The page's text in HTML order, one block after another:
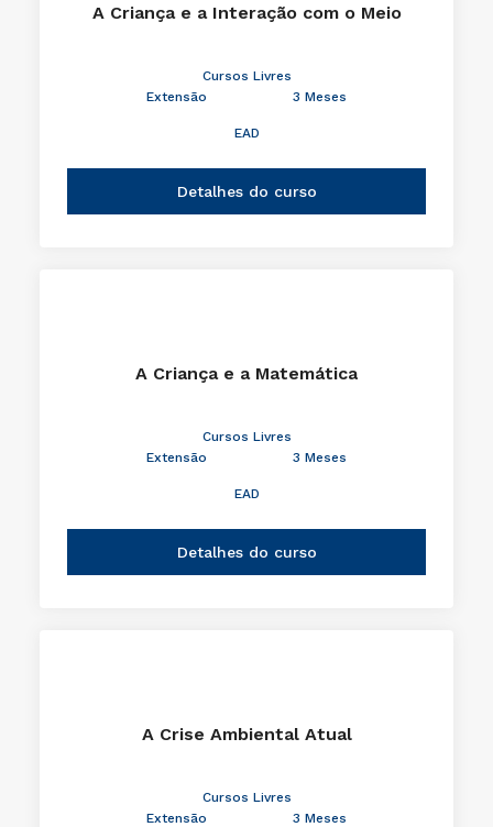
A Criança e a Interação com o Meio
Cursos Livres
Extensão
3 Meses
EAD
Detalhes do curso
A Criança e a Matemática
Cursos Livres
Extensão
3 Meses
EAD
Detalhes do curso
A Crise Ambiental Atual
Cursos Livres
Extensão
3 Meses